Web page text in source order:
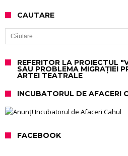
CAUTARE
Caută după:
REFERITOR LA PROIECTUL
SAU PROBLEMA MIGRAȚIEI
ARTEI TEATRALE
INCUBATORUL DE AFACERI
FACEBOOK